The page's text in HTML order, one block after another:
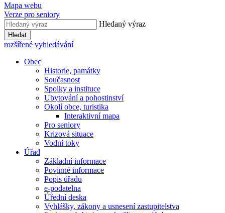
Mapa webu
Verze pro seniory
Hledaný výraz
Hledat
rozšířené vyhledávání
Obec
Historie, památky
Současnost
Spolky a instituce
Ubytování a pohostinství
Okolí obce, turistika
Interaktivní mapa
Pro seniory
Krizová situace
Vodní toky
Úřad
Základní informace
Povinné informace
Popis úřadu
e-podatelna
Úřední deska
Vyhlášky, zákony a usnesení zastupitelstva